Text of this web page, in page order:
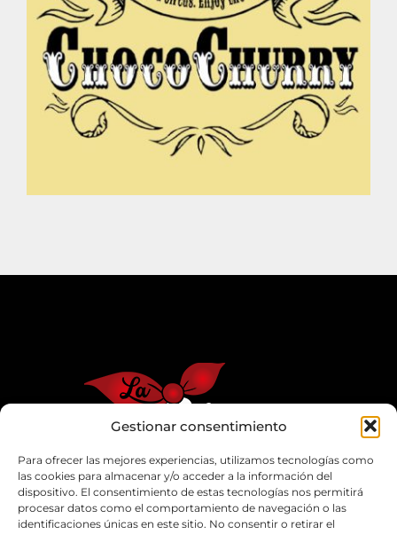
Gestionar consentimiento
Para ofrecer las mejores experiencias, utilizamos tecnologías como
las cookies para almacenar y/o acceder a la información del
dispositivo. El consentimiento de estas tecnologías nos permitirá
procesar datos como el comportamiento de navegación o las
identificaciones únicas en este sitio. No consentir o retirar el